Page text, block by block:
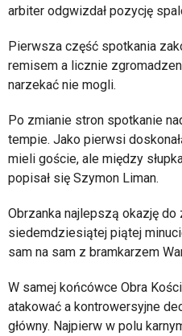
arbiter odgwizdał pozycję
Pierwsza część spotkania
remisem a licznie
narzekać nie mogli.
Po zmianie stron spotkanie
tempie. Jako pierwsi
mieli goście, ale między
popisał się Szymon Liman.
Obrzanka najlepszą okazję do
siedemdziesiątej piątej
sam na sam z bramkarzem
W samej końcówce Obra
atakować a kontrowersyjne
główny. Najpierw w polu